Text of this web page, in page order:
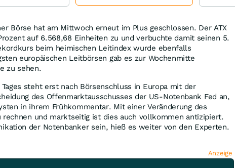
Börse hat am Mittwoch erneut im Plus geschlossen. Der ATX
auf 6.568,68 Einheiten zu und verbuchte damit seinen 5.
beim heimischen Leitindex wurde ebenfalls
europäischen Leitbörsen gab es zur Wochenmitte
zu sehen.
steht erst nach Börsenschluss in Europa mit der
des Offenmarktausschusses der US-Notenbank Fed an,
in ihrem Frühkommentar. Mit einer Veränderung des
rechnen und marktseitig ist dies auch vollkommen antizipiert.
der Notenbanker sein, hieß es weiter von den Experten.
Anzeige